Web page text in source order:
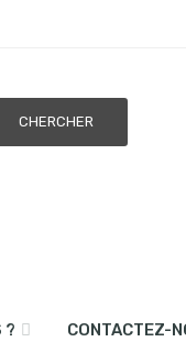
? CONTACTEZ-